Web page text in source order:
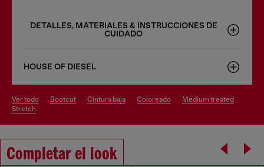
DETALLES, MATERIALES & INSTRUCCIONES DE
CUIDADO
HOUSE OF DIESEL
ver todo bootcut cintura baja coloreado
medium treated
stretch
Completar el look